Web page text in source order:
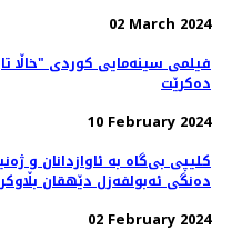
02 March 2024
فیلمی سینه‌مایی کوردی "خاڵا
ده‌کرێت
10 February 2024
کلیپی بی‌گاە بە ئاوازدانان و
دەنگی ئەبولفەزل دێهقان
02 February 2024